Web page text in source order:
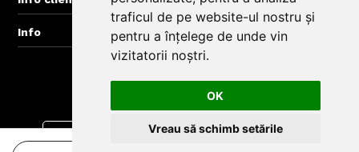
traficul de pe website-ul nostru și
pentru a înțelege de unde vin
vizitatorii noștri.
OK
Vreau să schimb setările
Info
Descarca aplicatia din Descarca aplicatia din